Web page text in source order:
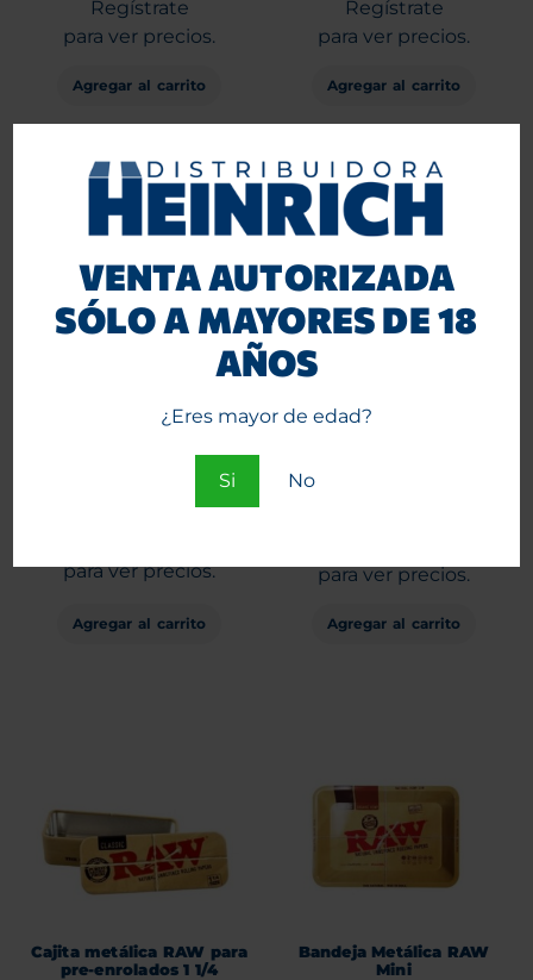
VENTA AUTORIZADA
SÓLO A MAYORES DE 18
AÑOS
¿Eres mayor de edad?
Si No
Regístrate
para ver precios.
Agregar al carrito
Regístrate
para ver precios.
Agregar al carrito
Maquina Enroladora RAW
Automática 1 1/4
para ver precios.
Agregar al carrito
Tips RAW de cartón
para ver precios.
Agregar al carrito
Cajita metálica RAW para
pre-enrolados 1 1/4
Bandeja Metálica RAW
Mini